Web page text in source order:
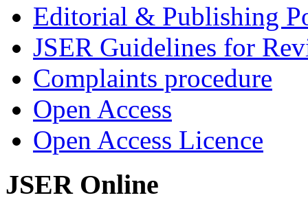
Editorial & Publishing
JSER Guidelines for
Complaints procedure
Open Access
Open Access Licence
JSER Online